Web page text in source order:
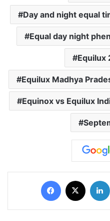
Day and night equal
Equal day night
Equilux
Equilux Madhya
Equinox vs Equilux
Facebook